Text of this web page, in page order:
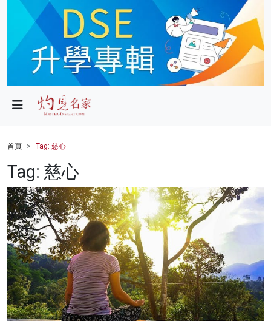
政局
財經
健康
商業
科技
影片
名家榜
灼見活動
首頁 Tag: 慈心
Tag: 慈心